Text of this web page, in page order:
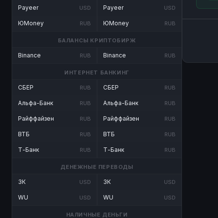
Payeer USD
ЮMoney RUB
Payeer USD
ЮMoney RUB
БАЛАНСЫ КРИПТОБИРЖ
Binance RUB Binance RUB
ИНТЕРНЕТ БАНКИНГ
СБЕР RUB
Альфа-Банк RUB
Райффайзен RUB
ВТБ RUB
Т-Банк RUB
СБЕР RUB
Альфа-Банк RUB
Райффайзен RUB
ВТБ RUB
Т-Банк RUB
ДЕНЕЖНЫЕ ПЕРЕВОДЫ
ЗК USD
WU USD
ЗК USD
WU USD
НАЛИЧНЫЕ ДЕНЬГИ